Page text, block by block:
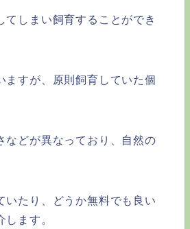
しまい飼育することができ
ますが、原則飼育していた個
などが異なっており、自然の
いたり、どうか無料でも良い
ます。